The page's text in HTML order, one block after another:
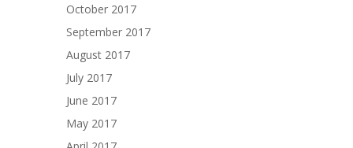
October 2017
September 2017
August 2017
July 2017
June 2017
May 2017